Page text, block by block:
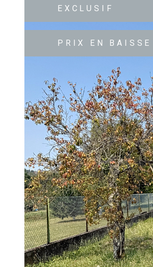
EXCLUSIF
PRIX EN BAISSE